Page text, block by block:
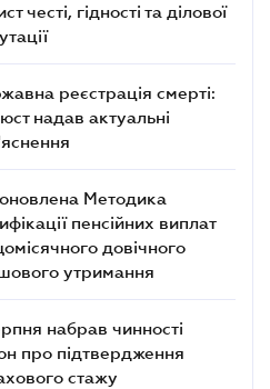
честі, гідності та ділової
реєстрація смерті:
надав актуальні
Методика
пенсійних виплат
довічного
утримання
набрав чинності
про підтвердження
стажу